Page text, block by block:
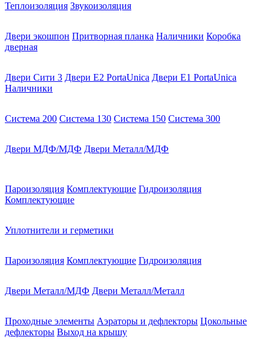
Теплоизоляция Звукоизоляция
Двери экошпон Притворная планка Наличники Коробка
дверная
Двери Сити 3 Двери E2 PortaUnica Двери E1 PortaUnica
Наличники
Система 200 Система 130 Система 150 Система 300
Двери МДФ/МДФ Двери Металл/МДФ
Пароизоляция Комплектующие Гидроизоляция
Комплектующие
Уплотнители и герметики
Пароизоляция Комплектующие Гидроизоляция
Двери Металл/МДФ Двери Металл/Металл
Проходные элементы Аэраторы и дефлекторы Цокольные
дефлекторы Выход на крышу